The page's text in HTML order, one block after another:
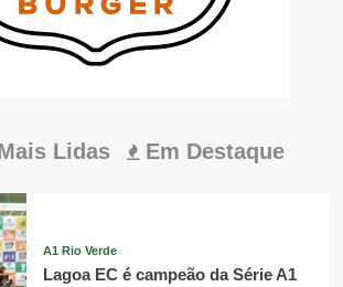
Lidas Em Destaque
A1 Rio Verde
Lagoa EC é campeão da Série A1